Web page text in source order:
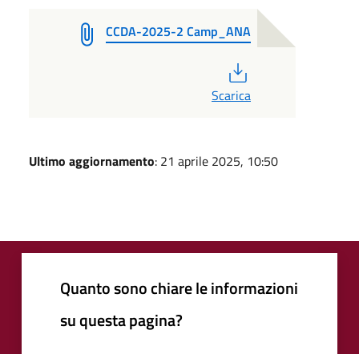
CCDA-2025-2 Camp_ANA
Scarica
Ultimo aggiornamento: 21 aprile 2025, 10:50
Quanto sono chiare le informazioni
su questa pagina?